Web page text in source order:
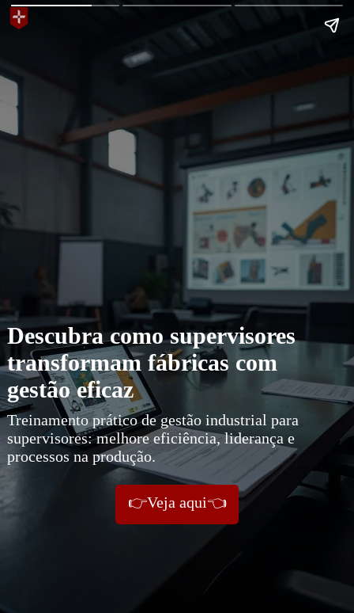
Descubra como supervisores
transformam fábricas com
gestão eficaz
Treinamento prático de gestão industrial para
supervisores: melhore eficiência, liderança e
processos na produção.
👉Veja aqui👈